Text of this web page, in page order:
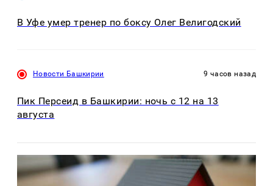
В Уфе умер тренер по боксу Олег Велигодский
Новости Башкирии 9 часов назад
Пик Персеид в Башкирии: ночь с 12 на 13
августа